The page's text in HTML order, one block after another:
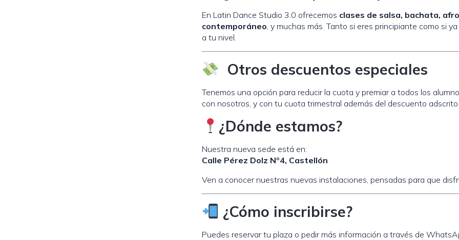
En Latin Dance Studio 3.0 ofrecemos clases de salsa, bachata,
contemporáneo, y muchas más. Tanto si eres principiante como si
a tu nivel.
Otros descuentos especiales
Tenemos una opción para reducir la cuota y premiar a todos los
con nosotros, y con tu cuota trimestral además del descuento
¿Dónde estamos?
Nuestra nueva sede está en:
Calle Pérez Dolz Nº4, Castellón
Ven a conocer nuestras nuevas instalaciones, pensadas para que
¿Cómo inscribirse?
Puedes reservar tu plaza o pedir más información a través de